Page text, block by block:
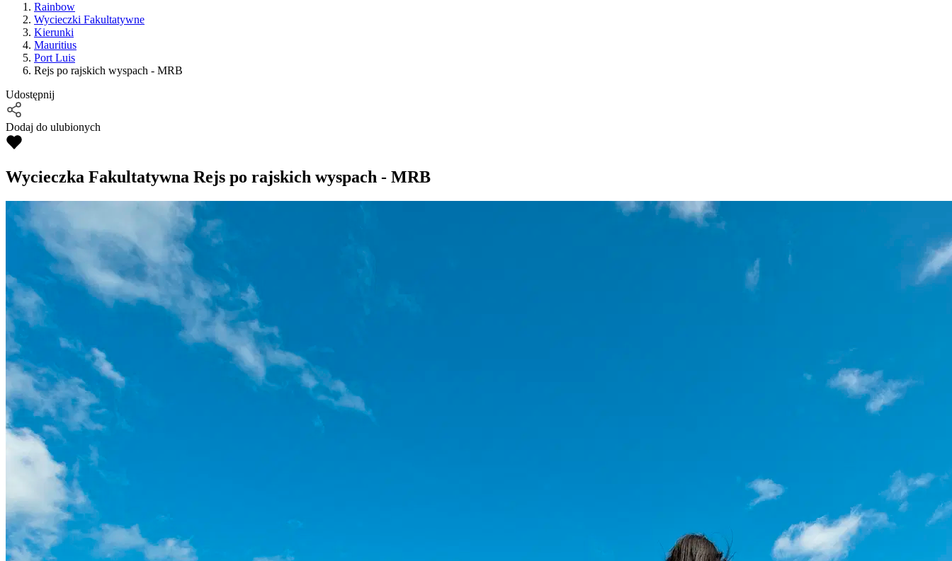
Rainbow
Wycieczki Fakultatywne
Kierunki
Mauritius
Port Luis
Rejs po rajskich wyspach - MRB
Udostępnij
Dodaj do ulubionych
Wycieczka Fakultatywna Rejs po rajskich wyspach - MRB